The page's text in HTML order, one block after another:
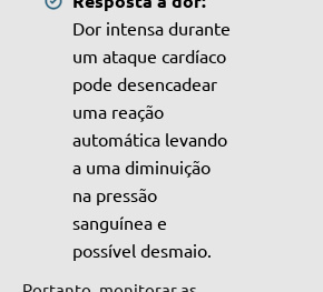
Dor intensa durante
um ataque cardíaco
pode desencadear
uma reação
automática levando
a uma diminuição
na pressão
sanguínea e
possível desmaio.